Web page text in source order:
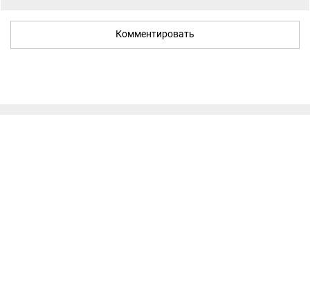
Комментировать